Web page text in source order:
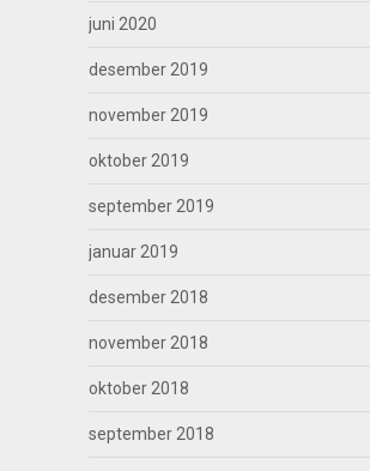
juni 2020
desember 2019
november 2019
oktober 2019
september 2019
januar 2019
desember 2018
november 2018
oktober 2018
september 2018